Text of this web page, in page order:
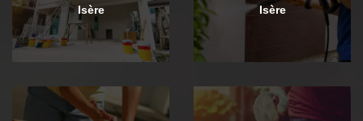
Isère
Isère